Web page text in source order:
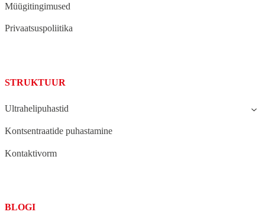
Müügitingimused
Privaatsuspoliitika
STRUKTUUR
Ultrahelipuhastid
Kontsentraatide puhastamine
Kontaktivorm
BLOGI